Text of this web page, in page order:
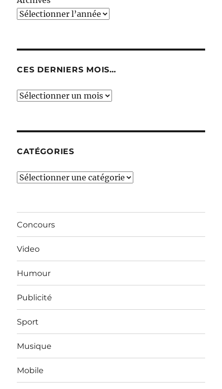
CES DERNIERS MOIS…
Ces
CATÉGORIES
Catégories
Concours
Video
Humour
Publicité
Sport
Musique
Mobile